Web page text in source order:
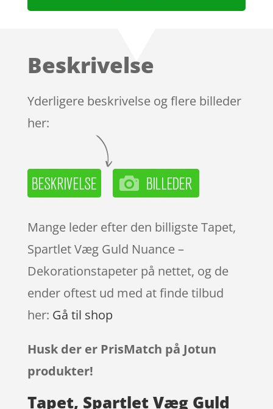
Beskrivelse
Yderligere beskrivelse og flere billeder
her:
Mange leder efter den billigste Tapet,
Spartlet Væg Guld Nuance –
Dekorationstapeter på nettet, og de
ender oftest ud med at finde tilbud
her: Gå til shop
Husk der er PrisMatch på Jotun
produkter!
Tapet, Spartlet Væg Guld